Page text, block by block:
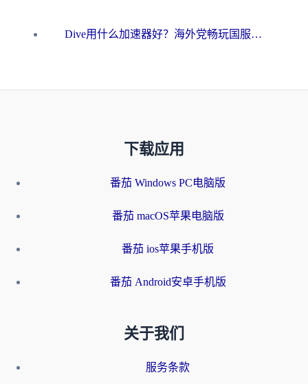
Dive用什么加速器好？海外党畅玩国服游戏的终极避坑指南
下载应用
番茄 Windows PC电脑版
番茄 macOS苹果电脑版
番茄 ios苹果手机版
番茄 Android安卓手机版
关于我们
服务条款